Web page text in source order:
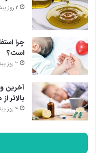
2 روز پیش
چرا
است؟
3 روز پیش
بالاتر
4 روز پیش